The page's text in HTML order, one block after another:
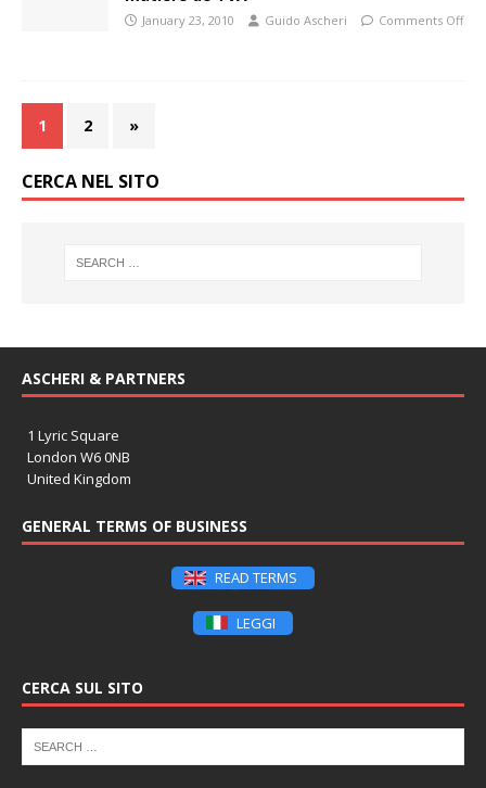
January 23, 2010 Guido Ascheri Comments Off
1 2 »
CERCA NEL SITO
ASCHERI & PARTNERS
1 Lyric Square
London W6 0NB
United Kingdom
GENERAL TERMS OF BUSINESS
READ TERMS
LEGGI
CERCA SUL SITO